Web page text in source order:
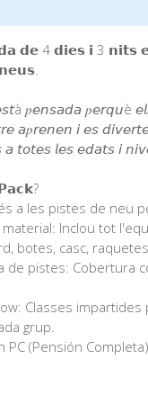
𝗱𝗲 4 𝗱𝗶𝗲𝘀 𝗶 3
𝑝𝘦𝘯𝘴𝘢𝘥𝘢 𝑝𝘦𝘳𝘲𝘶è
𝘢𝑝𝘳𝘦𝘯𝘦𝘯 𝘪 𝘦𝘴
𝘵𝘰𝘵𝘦𝘴 𝘭𝘦𝘴 𝘦𝘥𝘢𝘵𝘴 𝘪
a les pistes de neu
Inclou tot
botes, casc, raquetes
de pistes: Cobertura
Classes
grup.⁣
(Pensión